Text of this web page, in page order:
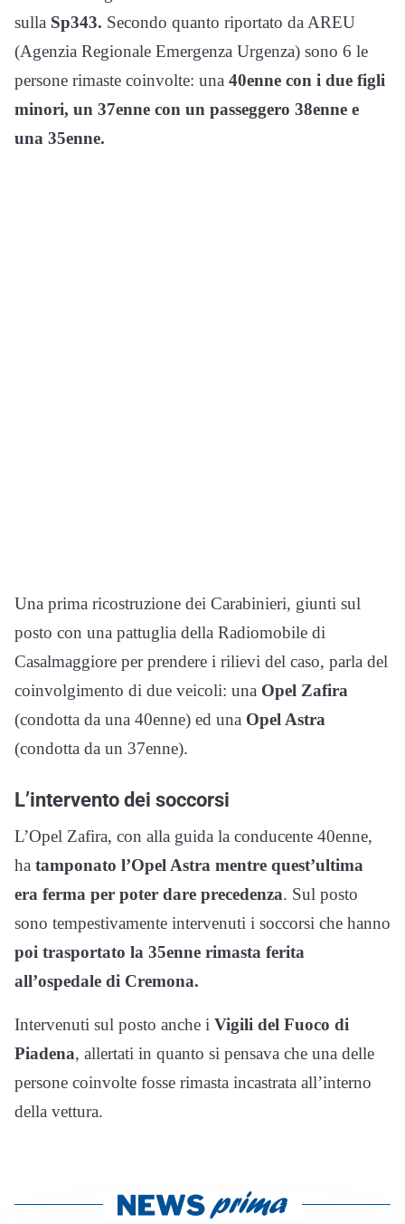
sulla Sp343. Secondo quanto riportato da AREU
(Agenzia Regionale Emergenza Urgenza) sono 6 le
persone rimaste coinvolte: una 40enne con i due figli
minori, un 37enne con un passeggero 38enne e
una 35enne.
Una prima ricostruzione dei Carabinieri, giunti sul
posto con una pattuglia della Radiomobile di
Casalmaggiore per prendere i rilievi del caso, parla del
coinvolgimento di due veicoli: una Opel Zafira
(condotta da una 40enne) ed una Opel Astra
(condotta da un 37enne).
L’intervento dei soccorsi
L’Opel Zafira, con alla guida la conducente 40enne,
ha tamponato l’Opel Astra mentre quest’ultima
era ferma per poter dare precedenza. Sul posto
sono tempestivamente intervenuti i soccorsi che hanno
poi trasportato la 35enne rimasta ferita
all’ospedale di Cremona.
Intervenuti sul posto anche i Vigili del Fuoco di
Piadena, allertati in quanto si pensava che una delle
persone coinvolte fosse rimasta incastrata all’interno
della vettura.